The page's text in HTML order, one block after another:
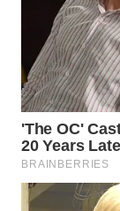
DESA
WISATA
LAPAK
WAHANA
Wahana
Network
KONSUMEN